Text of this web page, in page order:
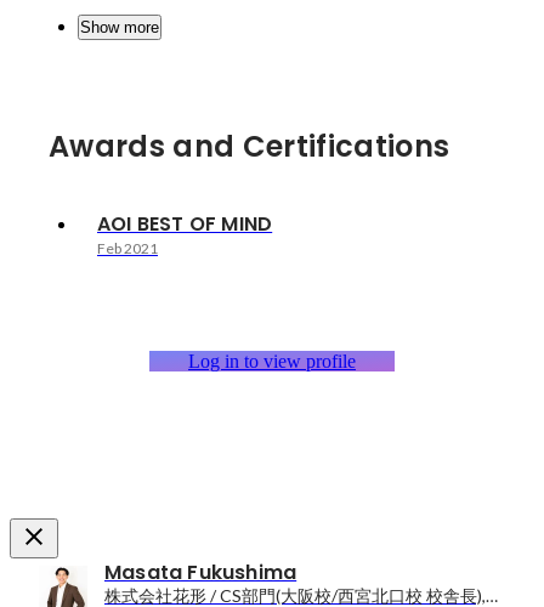
Show more
Awards and Certifications
AOI BEST OF MIND
Feb 2021
Log in to view profile
Masata Fukushima
株式会社花形 / CS部門(大阪校/西宮北口校 校舎長),HR部門,Sales部門